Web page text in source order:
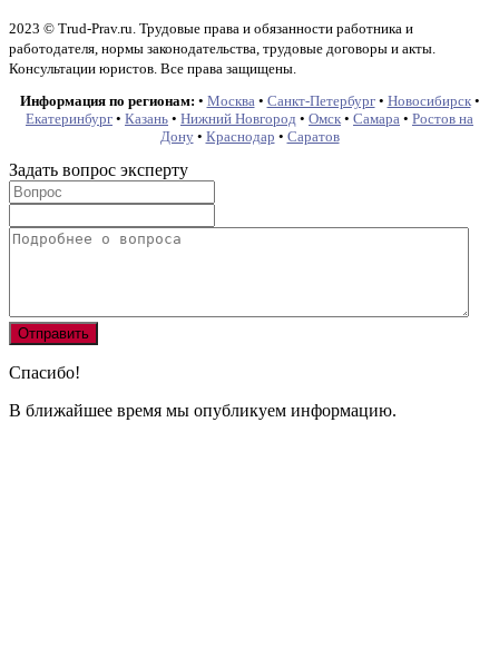
2023 © Trud-Prav.ru. Трудовые права и обязанности работника и
работодателя, нормы законодательства, трудовые договоры и акты.
Консультации юристов. Все права защищены.
Информация по регионам: • Москва• Санкт-Петербург• Новосибирск•
Екатеринбург • Казань • Нижний Новгород • Омск • Самара • Ростов на
Дону• Краснодар • Саратов
Задать вопрос эксперту
Спасибо!
В ближайшее время мы опубликуем информацию.